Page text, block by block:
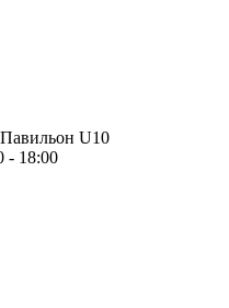
U10
- 18:00